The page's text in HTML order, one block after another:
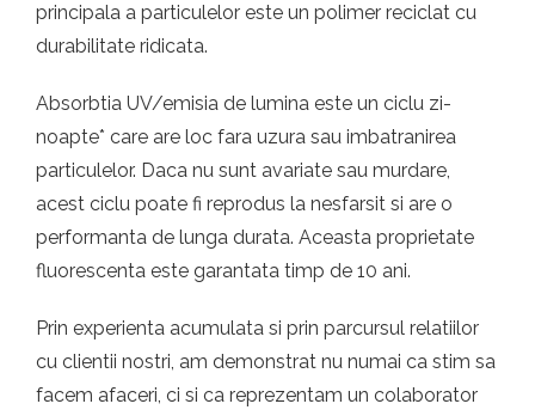
principala a particulelor este un polimer reciclat cu
durabilitate ridicata.
Absorbtia UV/emisia de lumina este un ciclu zi-
noapte* care are loc fara uzura sau imbatranirea
particulelor. Daca nu sunt avariate sau murdare,
acest ciclu poate fi reprodus la nesfarsit si are o
performanta de lunga durata. Aceasta proprietate
fluorescenta este garantata timp de 10 ani.
Prin experienta acumulata si prin parcursul relatiilor
cu clientii nostri, am demonstrat nu numai ca stim sa
facem afaceri, ci si ca reprezentam un colaborator